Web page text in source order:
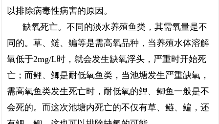
以排除病毒性病害的原因。
缺氧死亡。不同的淡水养殖鱼类，其需氧量是不
同的。草、鲢、鳊等是需高氧品种，当养殖水体溶解
氧低于2mg/L时，就会发生缺氧浮头，严重时开始死
亡；而鲤、鲫是耐低氧鱼类，当池塘发生严重缺氧，
需高氧鱼类发生死亡时，耐低氧的鲤、鲫鱼一般是不
会死的。而这次池塘内死亡的不仅有草、鲢、鳊，还